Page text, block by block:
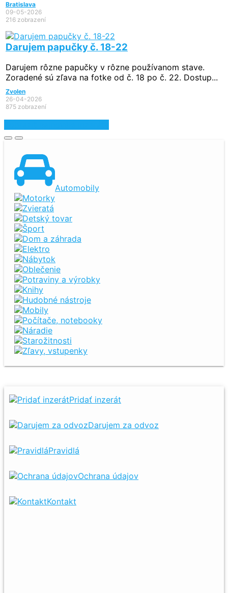
Bratislava
09-05-2026
216 zobrazení
Darujem papučky č. 18-22
Darujem rôzne papučky v rôzne používanom stave.
Zoradené sú zľava na fotke od č. 18 po č. 22. Dostup...
Zvolen
26-04-2026
875 zobrazení
Automobily
Motorky
Zvieratá
Detský tovar
Šport
Dom a záhrada
Elektro
Nábytok
Oblečenie
Potraviny a výrobky
Knihy
Hudobné nástroje
Mobily
Počítače, notebooky
Náradie
Starožitnosti
Zľavy, vstupenky
Pridať inzerát
Darujem za odvoz
Pravidlá
Ochrana údajov
Kontakt